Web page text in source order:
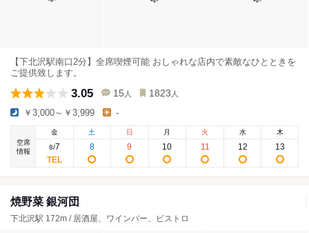
【下北沢駅南口2分】全席喫煙可能 おしゃれな店内で素敵なひとときを
ご提供致します。
3.05 15 人 1823 人
￥3,000～￥3,999 -
空席
情報
金
8/7
土
8
日
9
月
10
火
11
水
12
木
13
焼野菜 銀河団
下北沢駅 172m / 居酒屋、ワインバー、ビストロ